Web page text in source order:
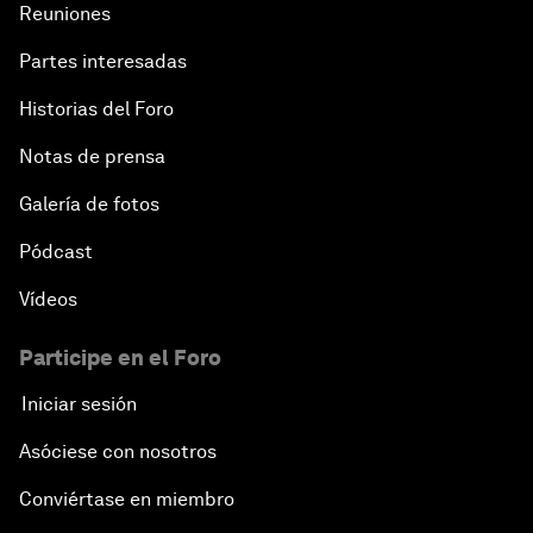
Reuniones
Partes interesadas
Historias del Foro
Notas de prensa
Galería de fotos
Pódcast
Vídeos
Participe en el Foro
Iniciar sesión
Asóciese con nosotros
Conviértase en miembro